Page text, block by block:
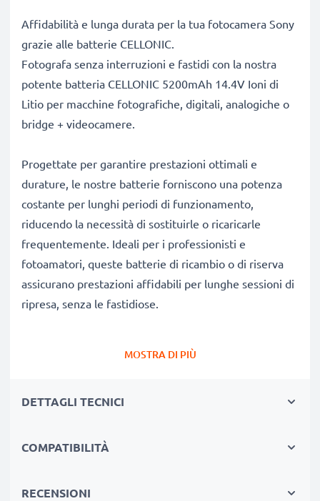
Affidabilità e lunga durata per la tua fotocamera Sony
grazie alle batterie CELLONIC.
Fotografa senza interruzioni e fastidi con la nostra
potente batteria CELLONIC 5200mAh 14.4V Ioni di
Litio per macchine fotografiche, digitali, analogiche o
bridge + videocamere.
Progettate per garantire prestazioni ottimali e
durature, le nostre batterie forniscono una potenza
costante per lunghi periodi di funzionamento,
riducendo la necessità di sostituirle o ricaricarle
frequentemente. Ideali per i professionisti e
fotoamatori, queste batterie di ricambio o di riserva
assicurano prestazioni affidabili per lunghe sessioni di
ripresa, senza le fastidiose.
FS7, PXW-FS7M2, PMW-EX1r & altri modelli. Clicca su
completo di modelli compatibili.
MOSTRA DI PIÙ
DETTAGLI TECNICI
COMPATIBILITÀ
RECENSIONI